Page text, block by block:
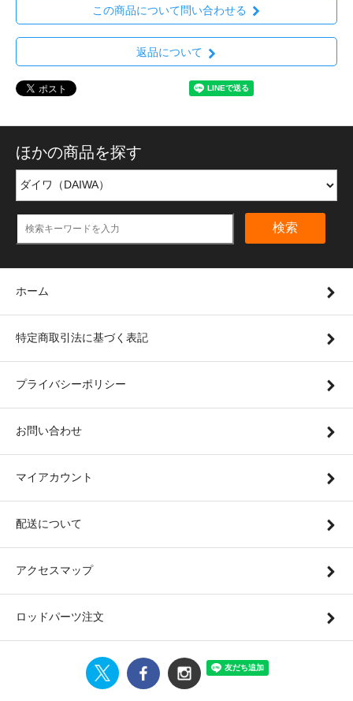
この商品について問い合わせる
返品について
ほかの商品を探す
検索
ホーム
特定商取引法に基づく表記
プライバシーポリシー
お問い合わせ
マイアカウント
配送について
アクセスマップ
ロッドパーツ注文